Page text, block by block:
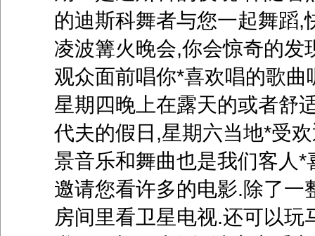
的迪斯科舞者与您一起舞蹈
凌波篝火晚会,你会惊奇的发
观众面前唱你*喜欢唱的歌曲
星期四晚上在露天的或者舒
代夫的假日,星期六当地*受
景音乐和舞曲也是我们客人
邀请您看许多的电影.除了一
房间里看卫星电视.还可以